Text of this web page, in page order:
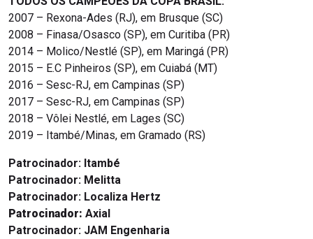
2007 – Rexona-Ades (RJ), em Brusque (SC)
2008 – Finasa/Osasco (SP), em Curitiba (PR)
2014 – Molico/Nestlé (SP), em Maringá (PR)
2015 – E.C Pinheiros (SP), em Cuiabá (MT)
2016 – Sesc-RJ, em Campinas (SP)
2017 – Sesc-RJ, em Campinas (SP)
2018 – Vôlei Nestlé, em Lages (SC)
2019 – Itambé/Minas, em Gramado (RS)
Patrocinador: Itambé
Patrocinador: Melitta
Patrocinador: Localiza Hertz
Patrocinador: Axial
Patrocinador: JAM Engenharia